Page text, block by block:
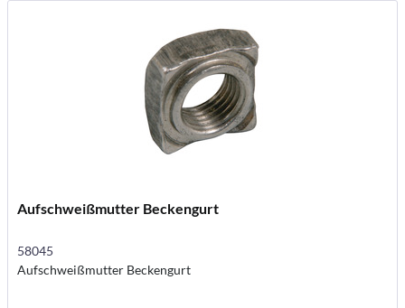
Aufschweißmutter Beckengurt
58045
Aufschweißmutter Beckengurt